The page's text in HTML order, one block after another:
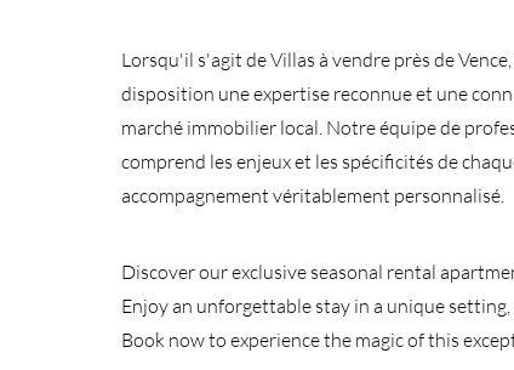
Lorsqu'il s'agit de Villas à vendre près de
disposition une expertise reconnue et une
marché immobilier local. Notre équipe de
comprend les enjeux et les spécificités de
accompagnement véritablement personnalisé.
Discover our exclusive seasonal rental
Enjoy an unforgettable stay in a unique
Book now to experience the magic of this